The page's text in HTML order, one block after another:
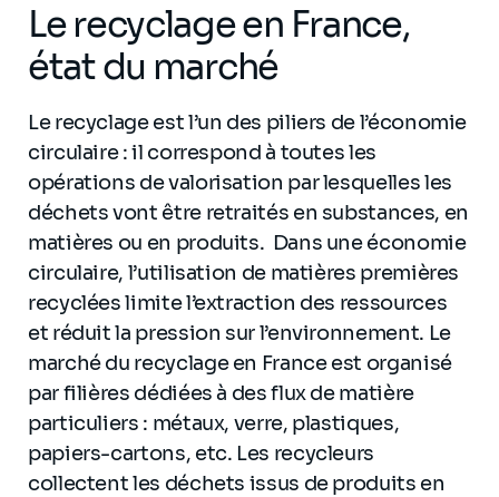
Le recyclage en France,
état du marché
Le recyclage est l’un des piliers de l’économie
circulaire : il correspond à toutes les
opérations de valorisation par lesquelles les
déchets vont être retraités en substances, en
matières ou en produits. Dans une économie
circulaire, l’utilisation de matières premières
recyclées limite l’extraction des ressources
et réduit la pression sur l’environnement. Le
marché du recyclage en France est organisé
par filières dédiées à des flux de matière
particuliers : métaux, verre, plastiques,
papiers-cartons, etc. Les recycleurs
collectent les déchets issus de produits en